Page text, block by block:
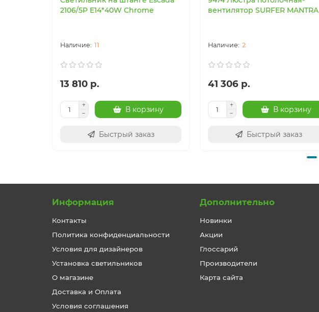
2106/5P E14*40W Chrome
11
13 810 р.
В корзину
Быстрый заказ
вентилятор SURFER MANTRA
2
41 306 р.
В корзину
Быстрый заказ
Информация
Контакты
Политика конфиденциальности
Условия для дизайнеров
Установка светильников
О магазине
Доставка и Оплата
Условия соглашения
Дополнительно
Новинки
Акции
Глоссарий
Производители
Карта сайта